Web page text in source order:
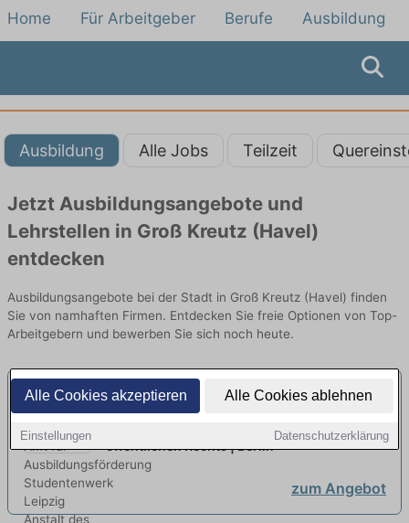
Alle Cookies akzeptieren Alle Cookies ablehnen
Einstellungen Datenschutzerklärung
Home Für Arbeitgeber Berufe Ausbildung
Ausbildung Alle Jobs Teilzeit
Jetzt Ausbildungsangebote und
Lehrstellen in Groß Kreutz (Havel)
entdecken
Ausbildungsangebote bei der Stadt in Groß Kreutz (Havel) finden
Sie von namhaften Firmen. Entdecken Sie freie Optionen von Top-
Arbeitgebern und bewerben Sie sich noch heute.
Mitarbeiterin (w/m/d) Amt für
Studentenwerk Leipzig Anstalt des
öffentlichen Rechts | Berlin
zum Angebot